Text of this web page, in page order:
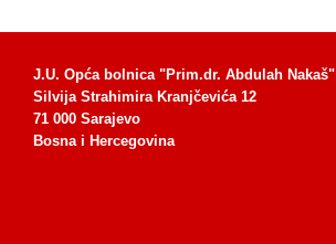
J.U. Opća bolnica "Prim.dr. Abdulah Nakaš"
Silvija Strahimira Kranjčevića 12
71 000 Sarajevo
Bosna i Hercegovina